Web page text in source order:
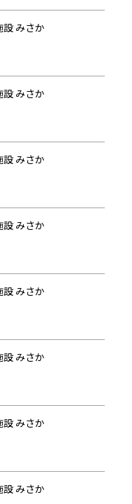
みさか
みさか
みさか
みさか
みさか
みさか
みさか
みさか